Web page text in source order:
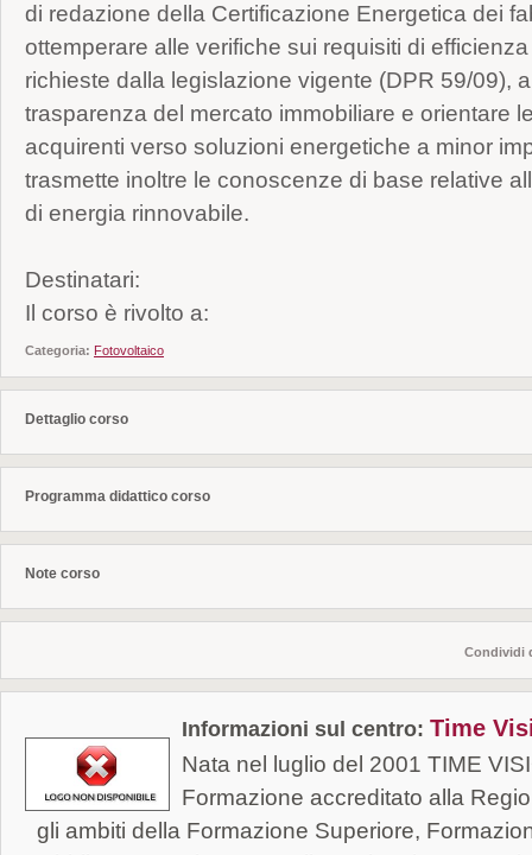
di redazione della Certificazione Energetica dei
ottemperare alle verifiche sui requisiti di
richieste dalla legislazione vigente (DPR 59/09),
trasparenza del mercato immobiliare e orientare
acquirenti verso soluzioni energetiche a minor
trasmette inoltre le conoscenze di base relative
di energia rinnovabile.
Destinatari:
Il corso è rivolto a:
Ingegneri
Architetti
Geologi
(NA)
Durata e date
Durata 300 ore
Partnership:
Il corso è realizzato in collaborazione con il
Energetica, Termofluidodinamica Applicata e
dell’Università “Federico II” di Napoli, che
Categoria: Fotovoltaico
Dettaglio corso
Programma didattico corso
Note corso
Condividi
Informazioni sul centro: Time
Nata nel luglio del 2001 TIME
Formazione accreditato alla
gli ambiti della Formazione Superiore,